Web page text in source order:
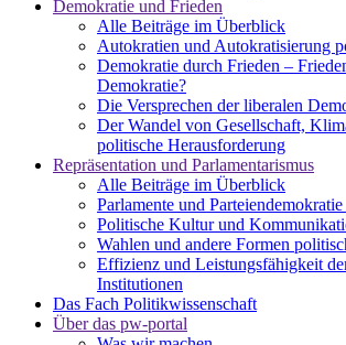
Demokratie und Frieden
Alle Beiträge im Überblick
Autokratien und Autokratisierung
Demokratie durch Frieden –
Demokratie?
Die Versprechen der liberalen
Der Wandel von Gesellschaft,
politische Herausforderung
Repräsentation und Parlamentarismus
Alle Beiträge im Überblick
Parlamente und
Politische Kultur und
Wahlen und andere Formen
Effizienz und Leistungsfähigkeit
Institutionen
Das Fach Politikwissenschaft
Über das pw-portal